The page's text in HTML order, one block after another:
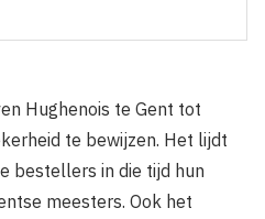
Hughenois te Gent tot
te bewijzen. Het lijdt
bestellers in die tijd hun
meesters. Ook het